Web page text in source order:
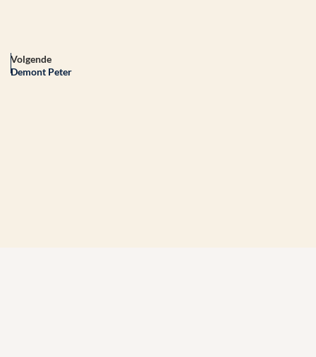
Volgende
Demont Peter